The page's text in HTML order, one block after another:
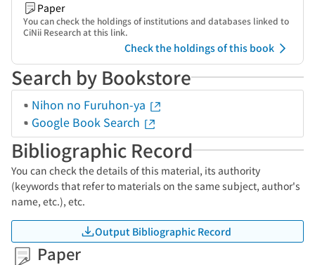
Paper
You can check the holdings of institutions and databases linked to
CiNii Research at this link.
Check the holdings of this book
Search by Bookstore
Nihon no Furuhon-ya
Google Book Search
Bibliographic Record
You can check the details of this material, its authority
(keywords that refer to materials on the same subject, author's
name, etc.), etc.
Output Bibliographic Record
Paper